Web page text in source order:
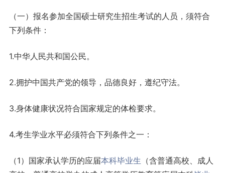
（一）报名参加全国硕士研究生招生考试的人员，须符合
下列条件：
1.中华人民共和国公民。
2.拥护中国共产党的领导，品德良好，遵纪守法。
3.身体健康状况符合国家规定的体检要求。
4.考生学业水平必须符合下列条件之一：
（1）国家承认学历的应届本科毕业生 （含普通高校、成人